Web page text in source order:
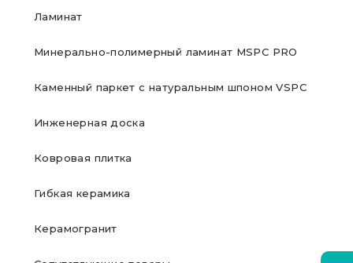
Ламинат
Минерально-полимерный ламинат MSPC PRO
Каменный паркет с натуральным шпоном VSPC
Инженерная доска
Ковровая плитка
Гибкая керамика
Керамогранит